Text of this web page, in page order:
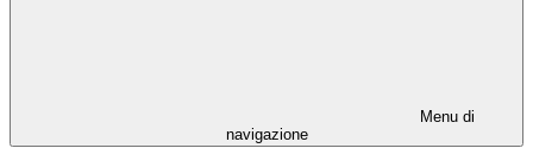
Menu di
navigazione